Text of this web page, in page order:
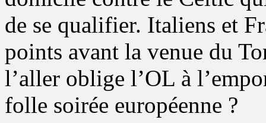
de se qualifier. Italiens et
points avant la venue du
l’aller oblige l’OL à
folle soirée européenne ?